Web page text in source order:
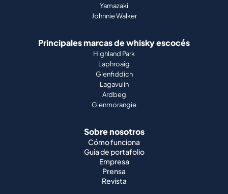
Yamazaki
Johnnie Walker
Principales marcas de whisky escocés
Highland Park
Laphroaig
Glenfiddich
Lagavulin
Ardbeg
Glenmorangie
Sobre nosotros
Cómo funciona
Guía de portafolio
Empresa
Prensa
Revista